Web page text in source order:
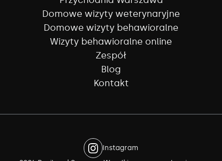
Domowe wizyty weterynaryjne
Domowe wizyty behawioralne
Wizyty behawioralne online
Zespół
Blog
Kontakt
Instagram